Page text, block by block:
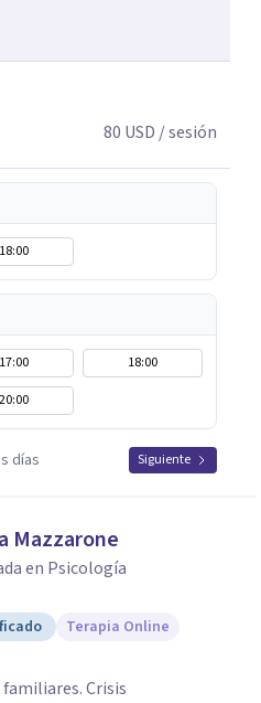
80 USD / sesión
18:00
17:00
18:00
20:00
días Siguiente
Mazzarone
en Psicología
Terapia Online
Crisis